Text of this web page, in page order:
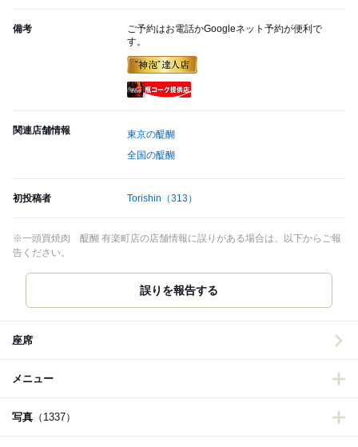
備考
ご予約はお電話かGoogleネット予約が便利で
す。
関連店舗情報
東京の醍醐
全国の醍醐
初投稿者 Torishin （313）
※一頭買焼肉 醍醐 有楽町店の店舗情報に誤りがある場合は、以下からご報
告ください。
誤りを報告する
座席
メニュー
写真 （1337）